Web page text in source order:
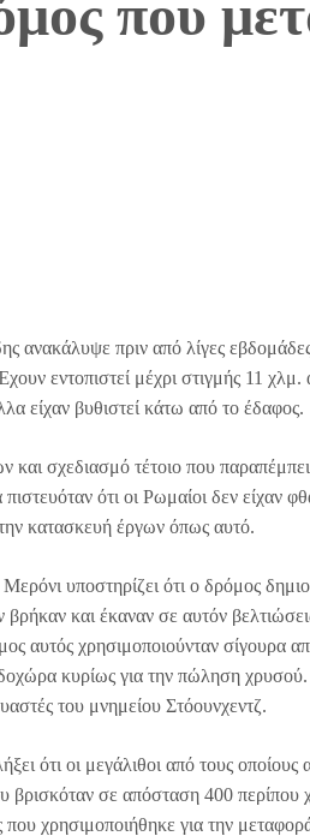
που
ανακάλυψε πριν από λίγες
εντοπιστεί μέχρι στιγμής 11
είχαν βυθιστεί κάτω από το έδαφος.
σχεδιασμό τέτοιο που
ότι οι Ρωμαίοι δεν είχαν
την κατασκευή έργων όπως αυτό.
υποστηρίζει ότι ο δρόμος
και έκαναν σε αυτόν
αυτός χρησιμοποιούνταν σίγουρα
κυρίως για την πώληση
του μνημείου Στόουνχεντζ.
ότι οι μεγάλιθοι από τους οποίους
βρισκόταν σε απόσταση 400
που χρησιμοποιήθηκε για την